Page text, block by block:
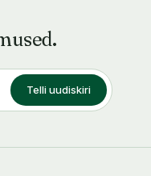
Telli uudiskiri